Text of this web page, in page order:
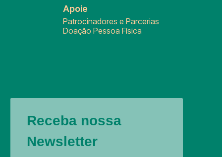
Apoie
Patrocinadores e Parcerias
Doação Pessoa Física